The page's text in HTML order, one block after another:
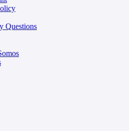
Questions